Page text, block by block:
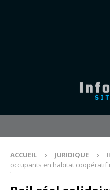
ACCUEIL JURIDIQUE
occupants en habitat